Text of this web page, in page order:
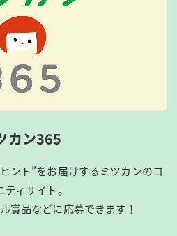
カン365
ント”をお届けするミツカンのコ
ティサイト。
賞品などに応募できます！